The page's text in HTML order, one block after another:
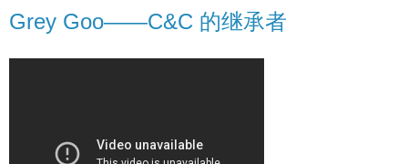
Grey Goo——C&C 的继承者